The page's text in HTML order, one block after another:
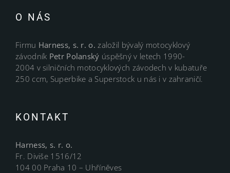
O NÁS
Firmu Harness, s. r. o.založil bývalý motocyklový
závodník Petr Polanský úspěšný v letech 1990-
2004 v silničních motocyklových závodech v kubatuře
250 ccm, Superbike a Superstock u nás i v zahraničí.
KONTAKT
Harness, s. r. o.
Fr. Diviše 1516/12
104 00 Praha 10 – Uhříněves